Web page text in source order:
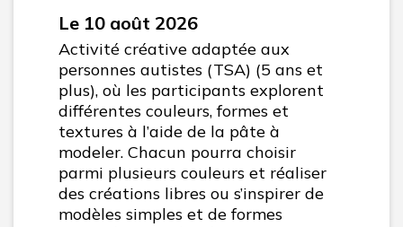
Le 10 août 2026
Activité créative adaptée aux
personnes autistes (TSA) (5 ans et
plus), où les participants explorent
différentes couleurs, formes et
textures à l’aide de la pâte à
modeler. Chacun pourra choisir
parmi plusieurs couleurs et réaliser
des créations libres ou s’inspirer de
modèles simples et de formes